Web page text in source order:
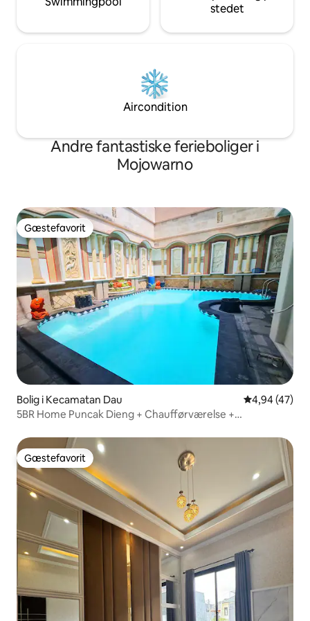
stedet
Aircondition
Andre fantastiske ferieboliger i
Mojowarno
Gæstefavorit
Gæstefavorit
Bolig i Kecamatan Dau 4,94 ud af 5 i
4,94 (47)
5BR Home Puncak Dieng + Chaufførværelse +
Gæstefavorit
Gæstefavorit